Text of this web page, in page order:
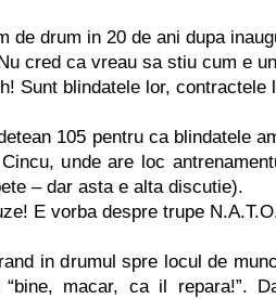
de drum in 20 de ani dupa
cred ca vreau sa stiu cum e
Sunt blindatele lor, contractele
105 pentru ca blindatele
unde are loc
– dar asta e alta discutie).
E vorba despre trupe
in drumul spre locul de
“bine, macar, ca il repara!”.